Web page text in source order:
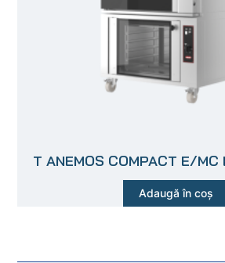
T ANEMOS COMPACT E/MC
Adaugă în coș